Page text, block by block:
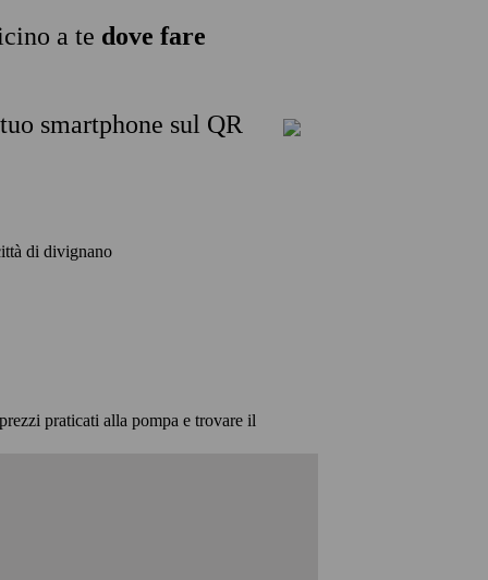
a te dove fare
smartphone sul QR
di divignano
praticati alla pompa e trovare il